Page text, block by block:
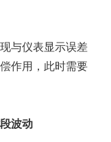
与仪表显示误差
作用，此时需要
波动